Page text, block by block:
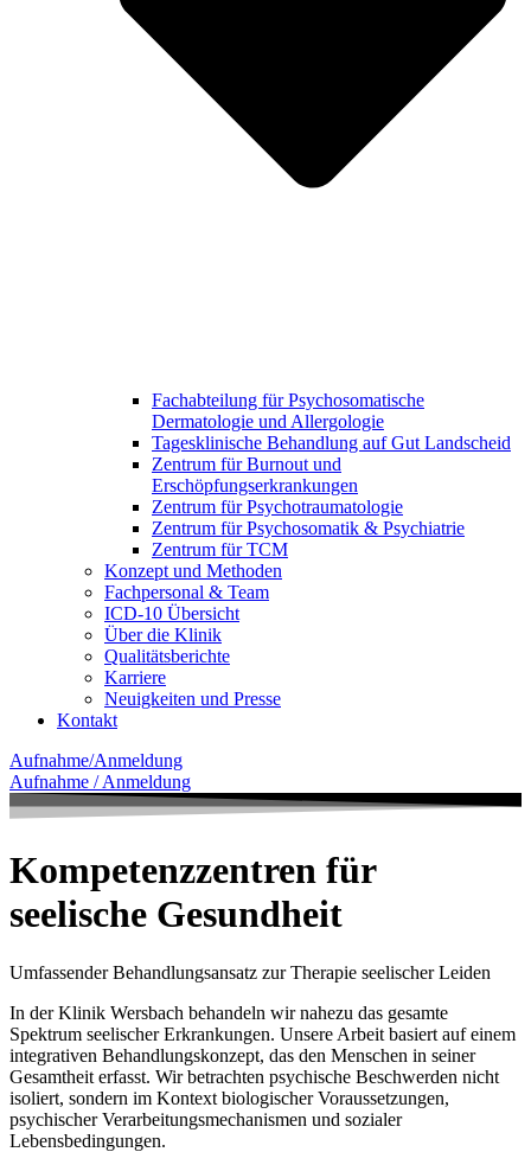
Fachabteilung für Psychosomatische
Dermatologie und Allergologie
Tagesklinische Behandlung auf Gut Landscheid
Zentrum für Burnout und
Erschöpfungserkrankungen
Zentrum für Psychotraumatologie
Zentrum für Psychosomatik & Psychiatrie
Zentrum für TCM
Konzept und Methoden
Fachpersonal & Team
ICD-10 Übersicht
Über die Klinik
Qualitätsberichte
Karriere
Neuigkeiten und Presse​
Kontakt
Aufnahme/Anmeldung
Aufnahme / Anmeldung
Kompetenzzentren für
seelische Gesundheit
Umfassender Behandlungsansatz zur Therapie seelischer Leiden
In der Klinik Wersbach behandeln wir nahezu das gesamte
Spektrum seelischer Erkrankungen. Unsere Arbeit basiert auf einem
integrativen Behandlungskonzept, das den Menschen in seiner
Gesamtheit erfasst. Wir betrachten psychische Beschwerden nicht
isoliert, sondern im Kontext biologischer Voraussetzungen,
psychischer Verarbeitungsmechanismen und sozialer
Lebensbedingungen.